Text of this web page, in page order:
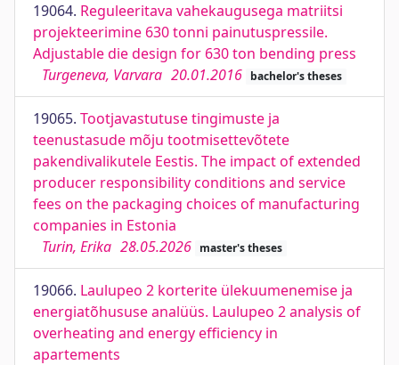
19064. Reguleeritava vahekaugusega matriitsi
projekteerimine 630 tonni painutuspressile.
Adjustable die design for 630 ton bending press
Turgeneva, Varvara 20.01.2016 bachelor's theses
19065. Tootjavastutuse tingimuste ja
teenustasude mõju tootmisettevõtete
pakendivalikutele Eestis. The impact of extended
producer responsibility conditions and service
fees on the packaging choices of manufacturing
companies in Estonia
Turin, Erika 28.05.2026 master's theses
19066. Laulupeo 2 korterite ülekuumenemise ja
energiatõhususe analüüs. Laulupeo 2 analysis of
overheating and energy efficiency in
apartements